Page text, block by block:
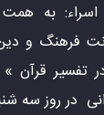
اسراء: به
فرهنگ و
تفسیر قرآن »
در روز سه